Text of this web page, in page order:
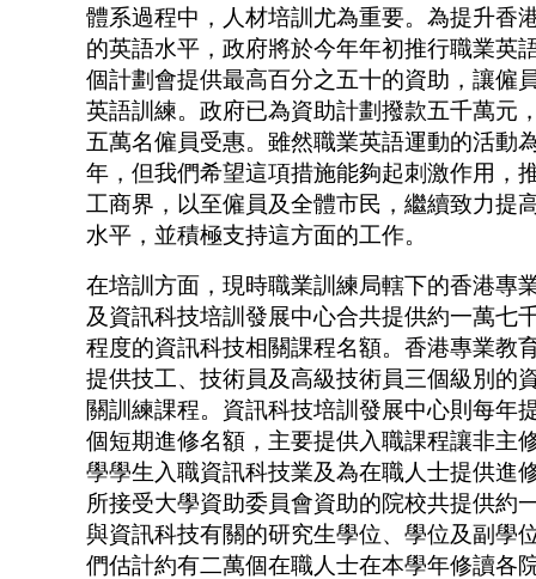
體系過程中，人材培訓尤為重要。為提升香
的英語水平，政府將於今年年初推行職業英
個計劃會提供最高百分之五十的資助，讓僱
英語訓練。政府已為資助計劃撥款五千萬元
五萬名僱員受惠。雖然職業英語運動的活動
年，但我們希望這項措施能夠起刺激作用，
工商界，以至僱員及全體市民，繼續致力提
水平，並積極支持這方面的工作。
在培訓方面，現時職業訓練局轄下的香港專
及資訊科技培訓發展中心合共提供約一萬七
程度的資訊科技相關課程名額。香港專業教
提供技工、技術員及高級技術員三個級別的
關訓練課程。資訊科技培訓發展中心則每年
個短期進修名額，主要提供入職課程讓非主
學學生入職資訊科技業及為在職人士提供進
所接受大學資助委員會資助的院校共提供約
與資訊科技有關的研究生學位、學位及副學
們估計約有二萬個在職人士在本學年修讀各